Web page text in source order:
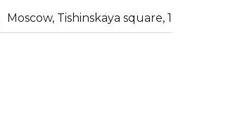
Moscow, Tishinskaya square, 1